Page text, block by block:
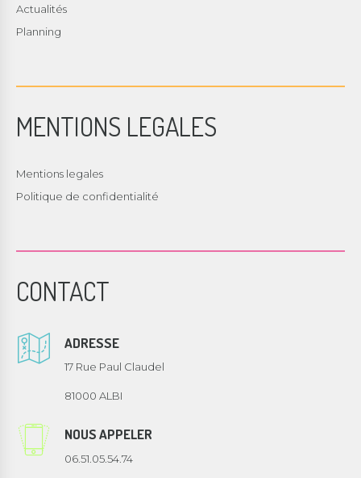
Actualités
Planning
MENTIONS LEGALES
Mentions legales
Politique de confidentialité
CONTACT
ADRESSE
17 Rue Paul Claudel
81000 ALBI
NOUS APPELER
06.51.05.54.74